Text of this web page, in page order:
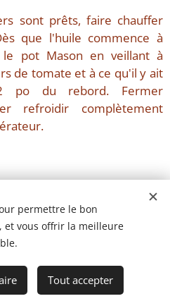
sont prêts, faire chauffer
que l'huile commence à
pot Mason en veillant à
de tomate et à ce qu'il y ait
po du rebord. Fermer
refroidir complètement
permettre le bon
et vous offrir la meilleure
Tout accepter